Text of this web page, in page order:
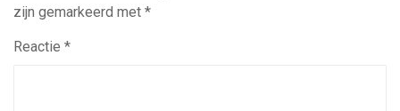
zijn gemarkeerd met *
Reactie *